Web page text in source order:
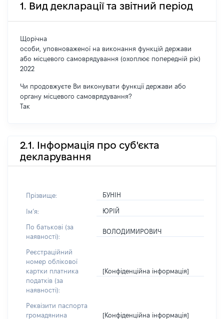
1. Вид декларації та звітний період
Щорічна
особи, уповноваженої на виконання функцій держави
або місцевого самоврядування (охоплює попередній рік)
2022
Чи продовжуєте Ви виконувати функції держави або
органу місцевого самоврядування?
Так
2.1. Інформація про суб'єкта
декларування
Прізвище: БУНІН
Імʼя: ЮРІЙ
По батькові (за
наявності):
ВОЛОДИМИРОВИЧ
Реєстраційний
номер облікової
картки платника
податків (за
наявності):
[Конфіденційна інформація]
Реквізити паспорта
громадянина
[Конфіденційна інформація]